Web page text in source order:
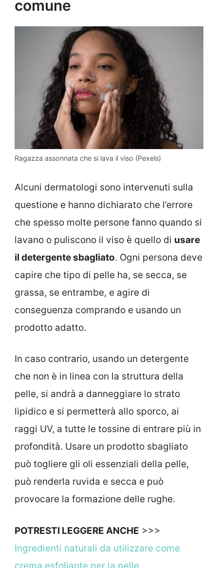
comune
Ragazza assonnata che si lava il viso (Pexels)
Alcuni dermatologi sono intervenuti sulla
questione e hanno dichiarato che l’errore
che spesso molte persone fanno quando si
lavano o puliscono il viso è quello di usare
il detergente sbagliato. Ogni persona deve
capire che tipo di pelle ha, se secca, se
grassa, se entrambe, e agire di
conseguenza comprando e usando un
prodotto adatto.
In caso contrario, usando un detergente
che non è in linea con la struttura della
pelle, si andrà a danneggiare lo strato
lipidico e si permetterà allo sporco, ai
raggi UV, a tutte le tossine di entrare più in
profondità. Usare un prodotto sbagliato
può togliere gli oli essenziali della pelle,
può renderla ruvida e secca e può
provocare la formazione delle rughe.
POTRESTI LEGGERE ANCHE >>>
Ingredienti naturali da utilizzare come
crema esfoliante per la pelle